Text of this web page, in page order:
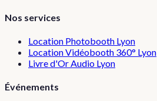
Nos services
Location Photobooth Lyon
Location Vidéobooth 360° Lyon
Livre d'Or Audio Lyon
Événements